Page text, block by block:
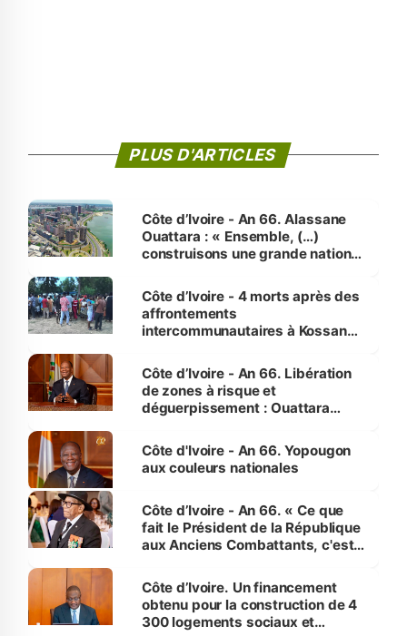
PLUS D'ARTICLES
Côte d’Ivoire - An 66. Alassane
Ouattara : « Ensemble, (…)
construisons une grande nation
générations futures »
Côte d’Ivoire - 4 morts après des
affrontements
intercommunautaires à Kossandji
milieu des sinistrés
Côte d’Ivoire - An 66. Libération
de zones à risque et
déguerpissement : Ouattara
l'Etat de droit pour préserver les
vies humaines »
Côte d'Ivoire - An 66. Yopougon
aux couleurs nationales
Côte d’Ivoire - An 66. « Ce que
fait le Président de la République
aux Anciens Combattants, c'est
Côte d’Ivoire. Un financement
obtenu pour la construction de 4
300 logements sociaux et